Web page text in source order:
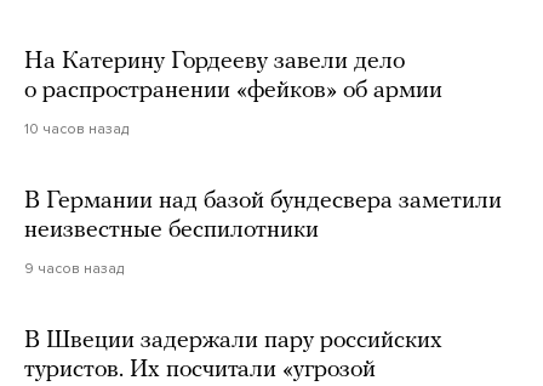
На Катерину Гордееву завели дело
о распространении «фейков» об армии
10 часов назад
В Германии над базой бундесвера заметили
неизвестные беспилотники
9 часов назад
В Швеции задержали пару российских
туристов. Их посчитали «угрозой